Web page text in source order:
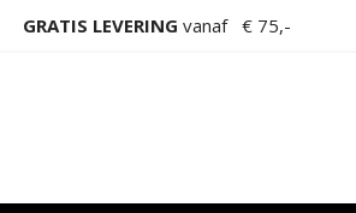
GRATIS LEVERING vanaf € 75,-